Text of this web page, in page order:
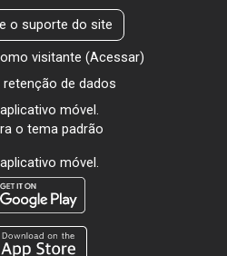
o suporte do site
visitante (Acessar)
retenção de dados
móvel.
o tema padrão
móvel.